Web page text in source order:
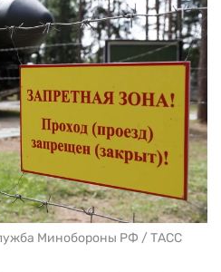
Минобороны РФ / ТАСС